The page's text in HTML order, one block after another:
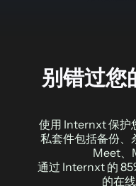
别错过您
使用 Internxt 保护
私套件包括备份、
Meet、
通过 Internxt 的
的在